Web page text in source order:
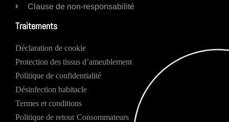
Clause de non-responsabilité
Traitements
Déclaration de cookie
Protection des tissus d’ameublement
Politique de confidentialité
Désinfection habitacle
Termes et conditions
Politique de retour Consommateurs